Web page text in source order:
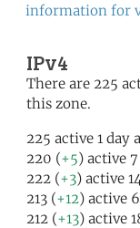
information for
IPv4
There are 225
this zone.
225 active 1 day
220 (+5) active
222 (+3) active
213 (+12) active
212 (+13) active